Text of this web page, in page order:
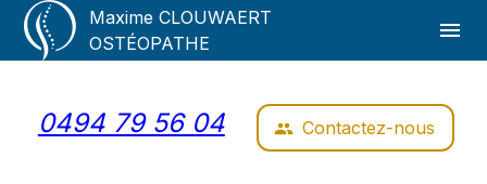
Maxime CLOUWAERT
OSTÉOPATHE
menu
0494 79 56 04 people Contactez-nous
Panneau de gestion des cookies